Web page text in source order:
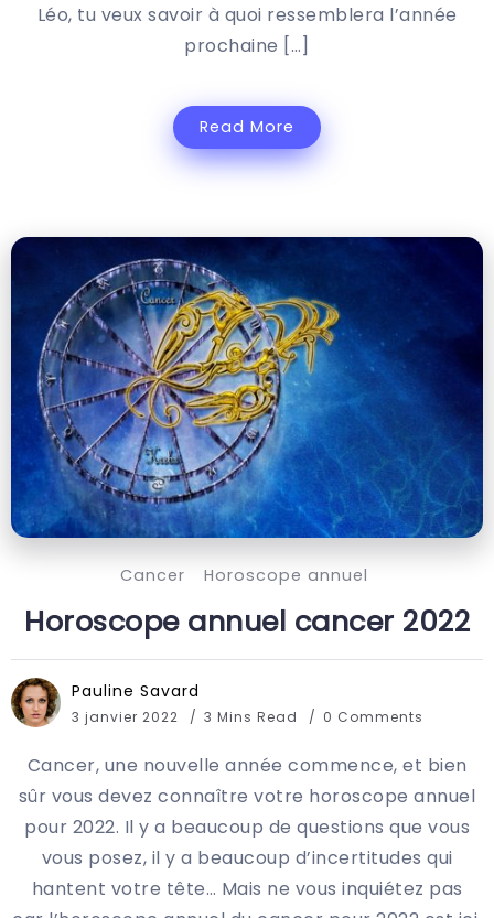
Léo, tu veux savoir à quoi ressemblera l’année
prochaine […]
Read More
Cancer Horoscope annuel
Horoscope annuel cancer 2022
Pauline Savard
3 janvier 2022 3 Mins Read 0 Comments
Cancer, une nouvelle année commence, et bien
sûr vous devez connaître votre horoscope annuel
pour 2022. Il y a beaucoup de questions que vous
vous posez, il y a beaucoup d’incertitudes qui
hantent votre tête… Mais ne vous inquiétez pas